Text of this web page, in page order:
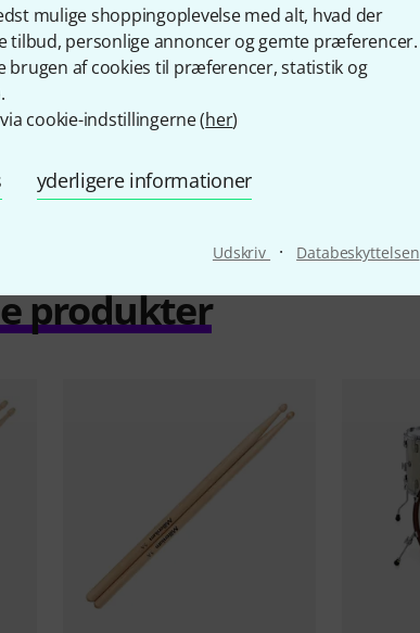
mulige shoppingoplevelse med alt, hvad der
tilbud, personlige annoncer og gemte præferencer.
brugen af cookies til præferencer, statistik og
cookie-indstillingerne (her)
yderligere informationer
Udskriv · Databeskyttelsen
produkter